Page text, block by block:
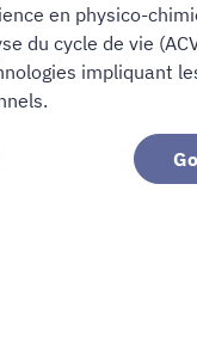
en physico-
du cycle de vie
impliquant